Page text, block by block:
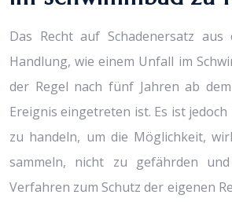
Das Recht auf Schadenersatz
Handlung, wie einem Unfall im
der Regel nach fünf Jahren ab
Ereignis eingetreten ist. Es ist
zu handeln, um die Möglichkeit,
sammeln, nicht zu gefährden
Verfahren zum Schutz der eigenen